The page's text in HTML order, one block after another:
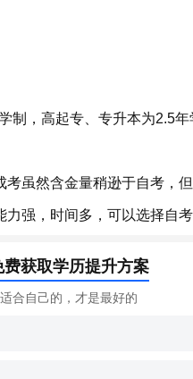
，高起专、专升本为2.5
虽然含金量稍逊于自考，
强，时间多，可以选择自
费获取学历提升方案
适合自己的，才是最好的